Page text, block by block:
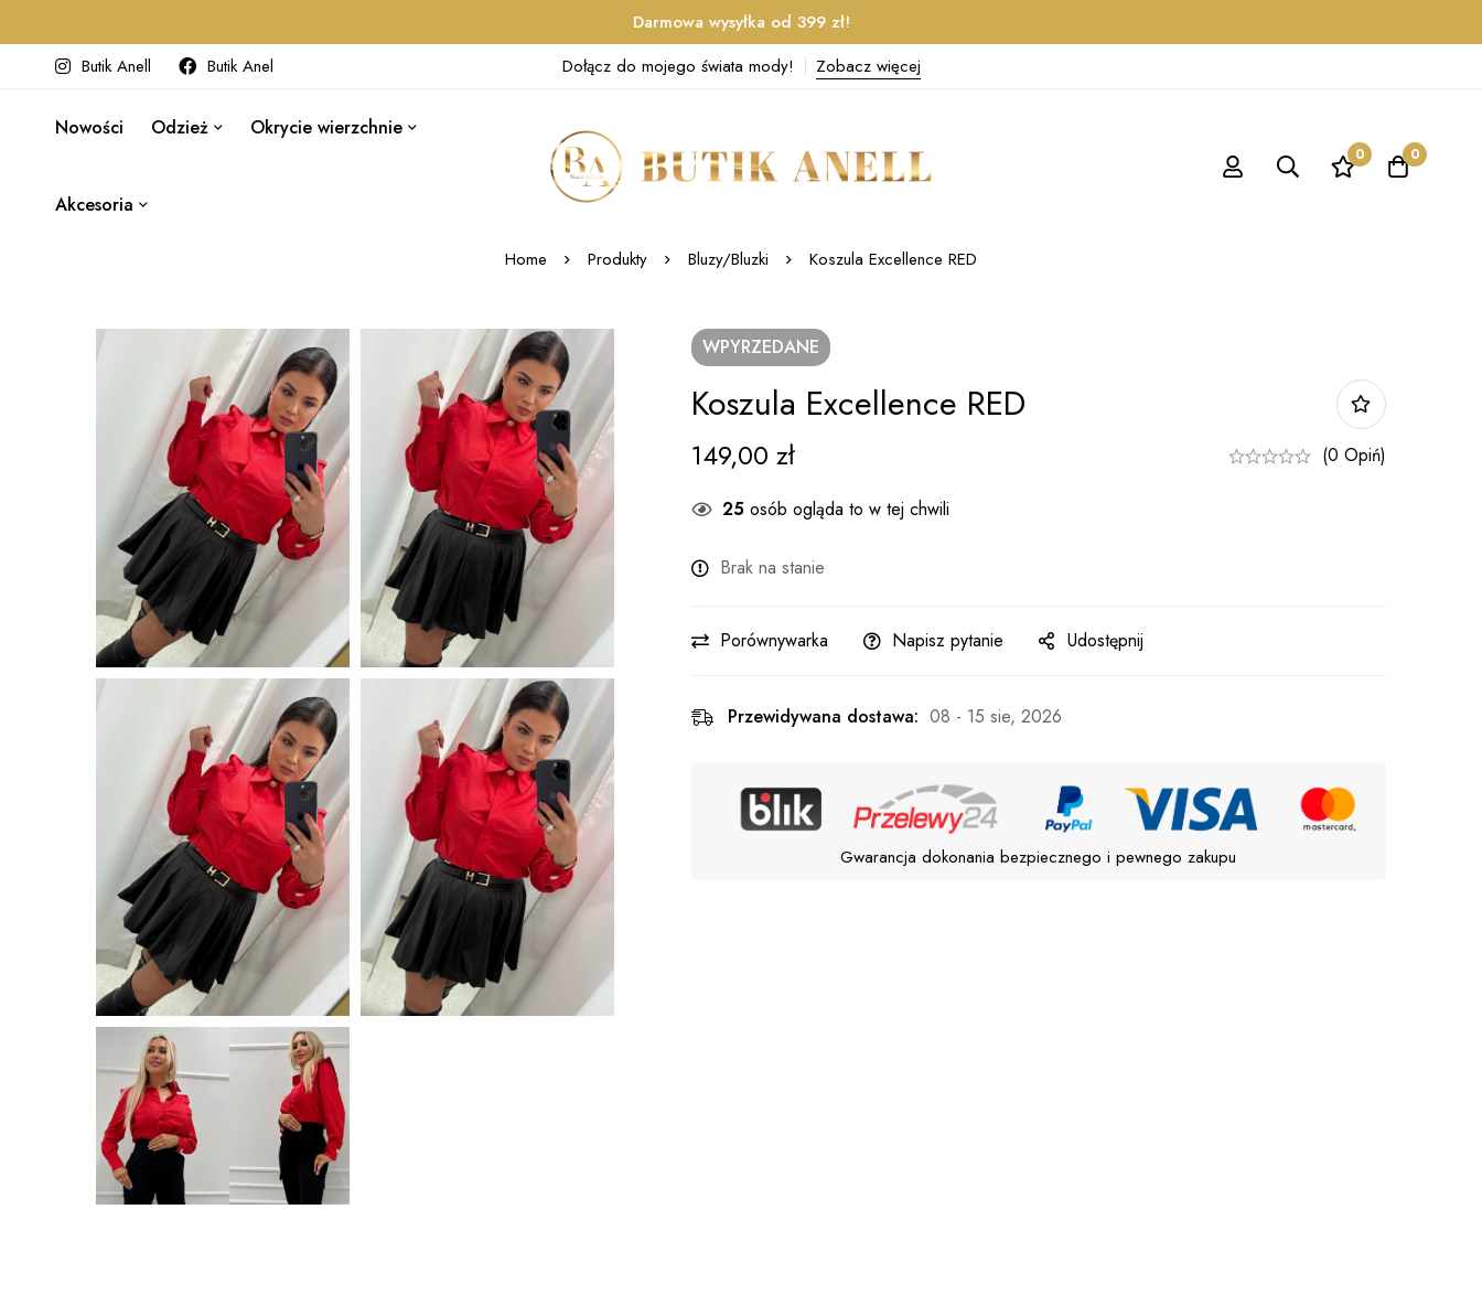
Darmowa wysyłka od 399 zł!
Butik Anell
Butik Anel Dołącz do mojego świata mody! Zobacz więcej
Nowości Odzież Okrycie wierzchnie
Akcesoria
0 0
Home Produkty Bluzy/Bluzki Koszula Excellence RED
WPYRZEDANE
Koszula Excellence RED
149,00 zł (0 Opiń)
25 osób ogląda to w tej chwili
Brak na stanie
Porównywarka Napisz pytanie Udostępnij
Przewidywana dostawa: 08 - 15 sie, 2026
Gwarancja dokonania bezpiecznego i pewnego zakupu